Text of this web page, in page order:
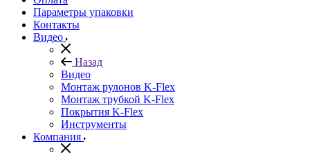
Параметры упаковки
Контакты
Видео
Назад
Видео
Монтаж рулонов K-Flex
Монтаж трубкой K-Flex
Покрытия K-Flex
Инструменты
Компания